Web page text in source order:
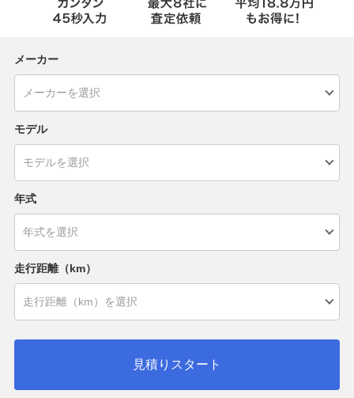
メーカー
モデル
年式
走行距離（km）
見積りスタート